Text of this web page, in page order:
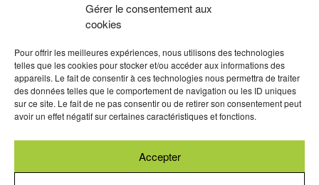
Gérer le consentement aux
cookies
Pour offrir les meilleures expériences, nous utilisons des technologies
telles que les cookies pour stocker et/ou accéder aux informations des
appareils. Le fait de consentir à ces technologies nous permettra de traiter
des données telles que le comportement de navigation ou les ID uniques
sur ce site. Le fait de ne pas consentir ou de retirer son consentement peut
avoir un effet négatif sur certaines caractéristiques et fonctions.
Accepter
Devenez correspondant
Rejoignez nos experts
Devenez Partenaire
Nous suivre
Abonnez-vous à nos newsletters